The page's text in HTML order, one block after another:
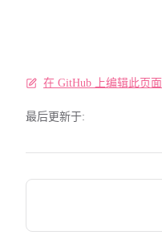
在 GitHub 上编辑此页面
最后更新于:
Pager